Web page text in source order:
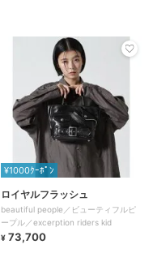
¥1000ｸｰﾎﾟﾝ
ロイヤルフラッシュ
beautiful people／ビューティフルピ
ープル／excerption riders kid
¥ 73,700